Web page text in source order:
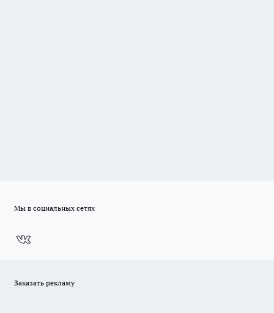
Мы в социальных сетях
Заказать рекламу